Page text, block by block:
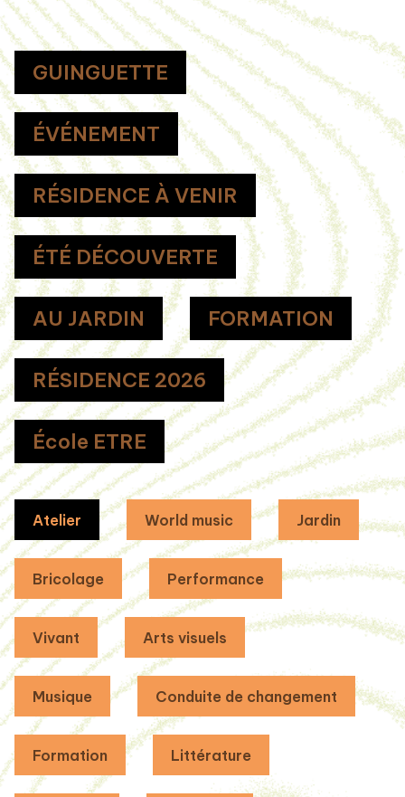
GUINGUETTE
ÉVÉNEMENT
RÉSIDENCE À VENIR
ÉTÉ DÉCOUVERTE
AU JARDIN FORMATION
RÉSIDENCE 2026
École ETRE
Atelier World music Jardin
Bricolage Performance
Vivant Arts visuels
Musique Conduite de changement
Formation Littérature